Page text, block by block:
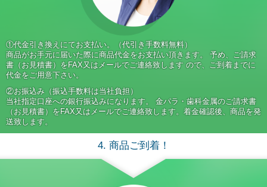
①代金引き換えにてお支払い。（代引き手数料無料）
商品がお手元に届いた際に商品代金をお支払い頂きます。 予め、ご請求
書（お見積書）をFAX又はメールでご連絡致します ので、ご到着までに
代金をご用意下さい。
②お振込み（振込手数料は当社負担）
当社指定口座への銀行振込みになります。 金パラ・歯科金属のご請求書
（お見積書）をFAX又はメールでご連絡致します。着金確認後、商品を発
送致します。
4. 商品ご到着！